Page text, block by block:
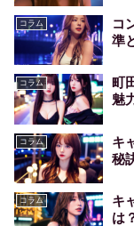
コラム
コ
準
コラム
町
魅
コラム
キ
秘
コラム
キ
は